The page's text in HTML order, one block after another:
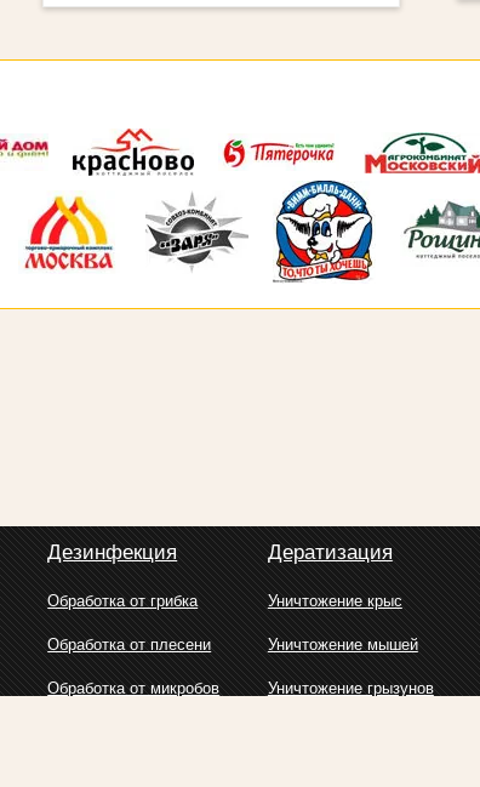
Дезинфекция
Обработка от грибка
Обработка от плесени
Обработка от микробов
Дератизация
Уничтожение крыс
Уничтожение мышей
Уничтожение грызунов